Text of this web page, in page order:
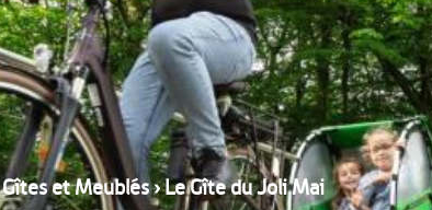
Gîtes et Meublés›Le Gîte du Joli Mai